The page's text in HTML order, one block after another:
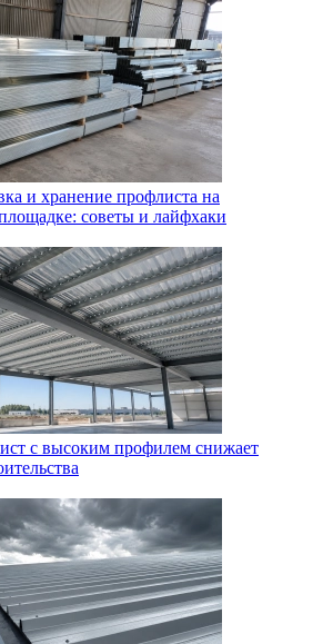
и хранение профлиста на
советы и лайфхаки
с высоким профилем снижает